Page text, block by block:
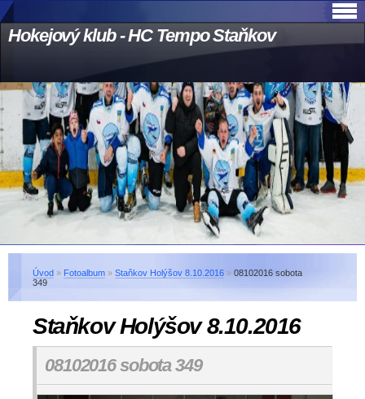
Hokejový klub - HC Tempo Staňkov
Úvod » Fotoalbum » Staňkov Holýšov 8.10.2016 » 08102016 sobota
349
Staňkov Holýšov 8.10.2016
08102016 sobota 349